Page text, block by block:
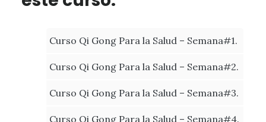
Curso Qi Gong Para la Salud – Semana#1.
Curso Qi Gong Para la Salud – Semana#2.
Curso Qi Gong Para la Salud – Semana#3.
Curso Qi Gong Para la Salud – Semana#4.